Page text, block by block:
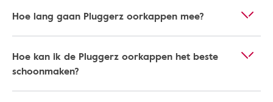
Hoe lang gaan Pluggerz oorkappen mee?
Hoe kan ik de Pluggerz oorkappen het beste
schoonmaken?